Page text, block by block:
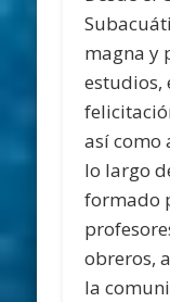
magna y
estudios,
así como
lo largo
formado
obreros,
la